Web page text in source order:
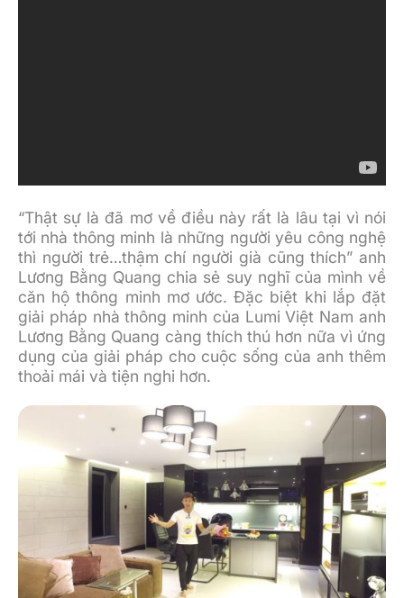
“Thật sự là đã mơ về điều này rất là lâu tại vì nói
tới nhà thông minh là những người yêu công nghệ
thì người trẻ…thậm chí người già cũng thích” anh
Lương Bằng Quang chia sẻ suy nghĩ của mình về
căn hộ thông minh mơ ước. Đặc biệt khi lắp đặt
giải pháp nhà thông minh của Lumi Việt Nam anh
Lương Bằng Quang càng thích thú hơn nữa vì ứng
dụng của giải pháp cho cuộc sống của anh thêm
thoải mái và tiện nghi hơn.